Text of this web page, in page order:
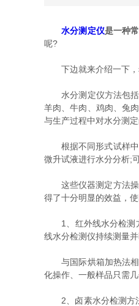
水分测定仪是一种
呢?
下边就来介绍一下，
水分测定仪方法包括
羊肉、牛肉、鸡肉、兔
与生产过程中对水分测
根据不同形式试样中
微升试液进行水分分析;
这些仪器测定方法操
得了十分明显的效益，
1、红外线水分检测方
线水分检测仪持续测量
与国际烘箱加热法相
化操作、一般样品只需
2、卤素水分检测方法